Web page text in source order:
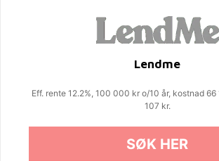
Lendme
Eff. rente 12.2%, 100 000 kr o/10 år, kostnad
107 kr.
SØK HER